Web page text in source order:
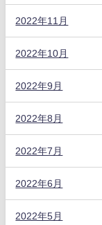
2022年11月
2022年10月
2022年9月
2022年8月
2022年7月
2022年6月
2022年5月